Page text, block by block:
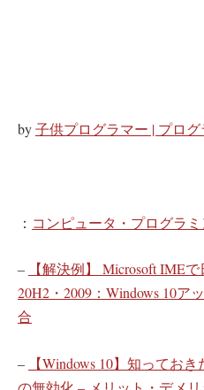
by子供プログラマー | プロ
： コンピュータ・プログラ
–
【解決例】 Microsoft IME
20H2・2009：Windows 10ア
合
–
【Windows 10】知ってお